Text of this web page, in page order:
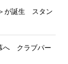
が誕生 スタン
へ クラブパー